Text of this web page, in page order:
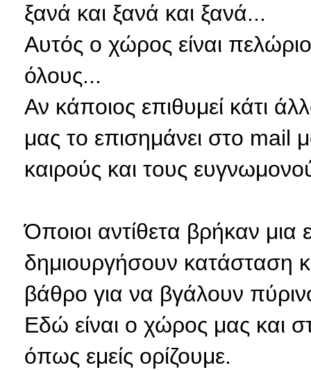
ξανά και ξανά και ξανά...
Αυτός ο χώρος είναι
όλους...
Αν κάποιος επιθυμεί κάτι
μας το επισημάνει στο
καιρούς και τους
Όποιοι αντίθετα βρήκαν
δημιουργήσουν κατάσταση
βάθρο για να βγάλουν
Εδώ είναι ο χώρος μας και
όπως εμείς ορίζουμε.